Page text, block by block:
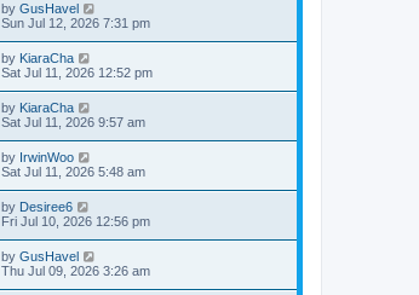
by GusHavel
Sun Jul 12, 2026 7:31 pm
by KiaraCha
Sat Jul 11, 2026 12:52 pm
by KiaraCha
Sat Jul 11, 2026 9:57 am
by IrwinWoo
Sat Jul 11, 2026 5:48 am
by Desiree6
Fri Jul 10, 2026 12:56 pm
by GusHavel
Thu Jul 09, 2026 3:26 am